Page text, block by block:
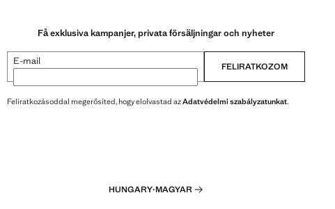
Få exklusiva kampanjer, privata försäljningar och nyheter
E-mail FELIRATKOZOM
Feliratkozásoddal megerősíted, hogy elolvastad azAdatvédelmi szabályzatunkat.
HUNGARY·MAGYAR